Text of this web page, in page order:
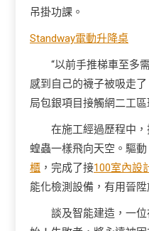
吊掛功課。
Standway電動升降桌
“以前手推梯車至多
感到自己的襪子被吸走
局包銀項目接觸網二工
在施工經過歷程中
蝗蟲一樣飛向天空。驅
櫃 ，完成了接100室內設
能化檢測設備，有用晉
談及智能建造，一